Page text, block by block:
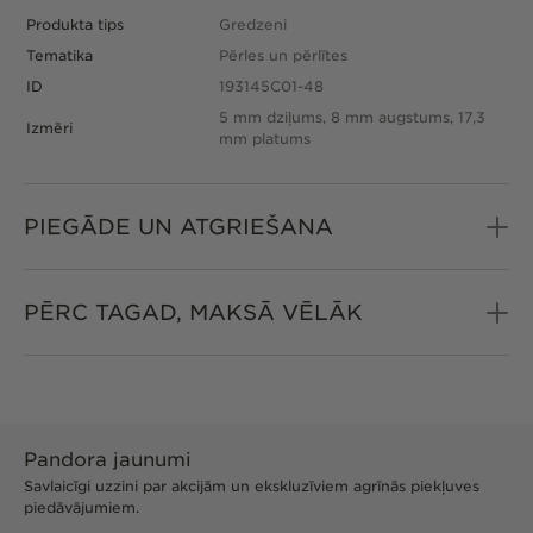
Produkta tips
Gredzeni
Tematika
Pērles un pērlītes
ID
193145C01-48
Izmēri
5 mm dziļums, 8 mm augstums, 17,3
mm platums
PIEGĀDE UN ATGRIEŠANA
PĒRC TAGAD, MAKSĀ VĒLĀK
Pandora jaunumi
Savlaicīgi uzzini par akcijām un ekskluzīviem agrīnās piekļuves
piedāvājumiem.